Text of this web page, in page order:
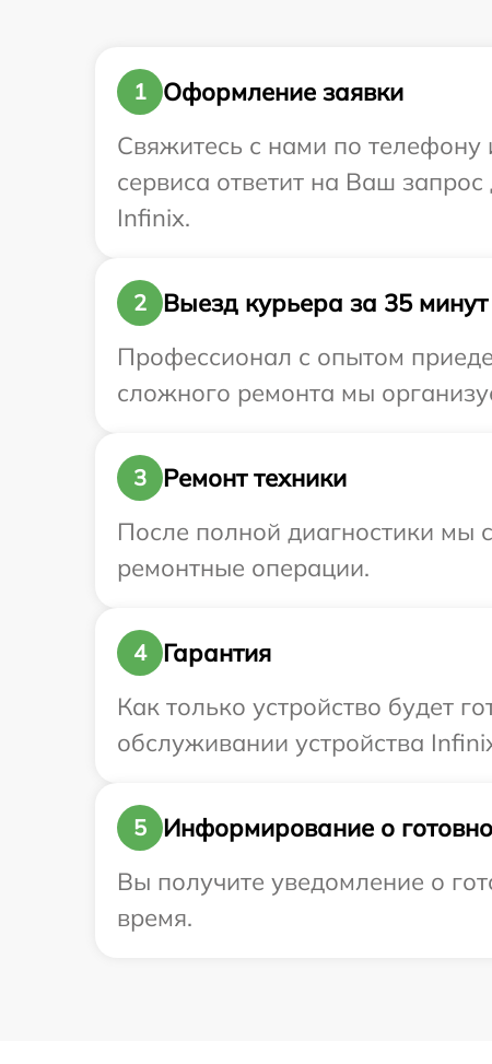
1
Оформление заявки
Свяжитесь с нами по телефону
сервиса ответит на Ваш
Infinix.
2
Выезд курьера за 35 минут
Профессионал с опытом
сложного ремонта мы
3
Ремонт техники
После полной диагностики мы
ремонтные операции.
4
Гарантия
Как только устройство будет
обслуживании устройства
5
Информирование о
Вы получите уведомление о
время.